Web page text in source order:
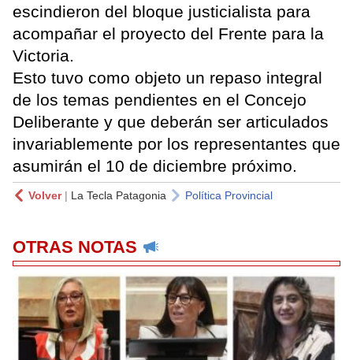
escindieron del bloque justicialista para
acompañar el proyecto del Frente para la
Victoria.
Esto tuvo como objeto un repaso integral
de los temas pendientes en el Concejo
Deliberante y que deberán ser articulados
invariablemente por los representantes que
asumirán el 10 de diciembre próximo.
Volver| La Tecla Patagonia Política Provincial
OTRAS NOTAS